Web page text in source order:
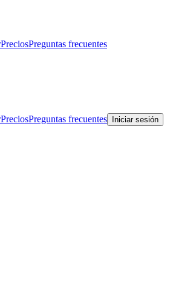
PreciosPreguntas frecuentes
PreciosPreguntas frecuentes Iniciar sesión